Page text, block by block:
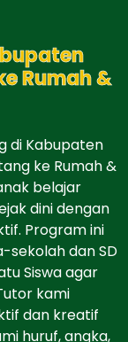
Rumah &
di Kabupaten
ke Rumah &
belajar
dini dengan
Program ini
sekolah dan SD
Siswa agar
kami
dan kreatif
huruf, angka,